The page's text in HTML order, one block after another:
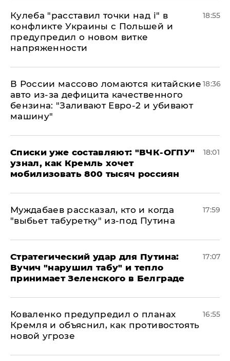
Кулеба "расставил точки над і" в
конфликте Украины с Польшей и
предупредил о новом витке
напряженности
18:55
В России массово ломаются китайские
авто из-за дефицита качественного
бензина: "Заливают Евро-2 и убивают
машину"
18:36
Списки уже составляют: "ВЧК-ОГПУ"
узнал, как Кремль хочет
мобилизовать 800 тысяч россиян
18:01
Муждабаев рассказал, кто и когда
"выбьет табуретку" из-под Путина
17:59
Стратегический удар для Путина:
Вучич "нарушил табу" и тепло
принимает Зеленского в Белграде
17:07
Коваленко предупредил о планах
Кремля и объяснил, как противостоять
новой угрозе
16:55